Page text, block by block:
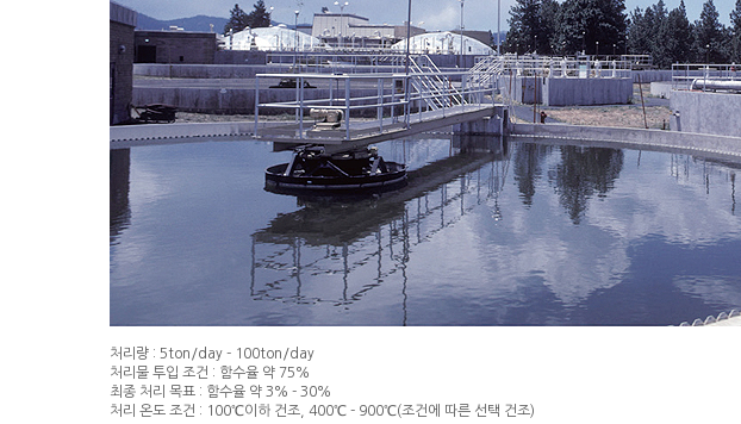
처리량 : 5ton/day - 100ton/day
처리물 투입 조건 : 함수율 약 75%
최종 처리 목표 : 함수율 약 3% - 30%
처리 온도 조건 : 100℃이하 건조, 400℃ - 900℃(조건에 따른 선택 건조)